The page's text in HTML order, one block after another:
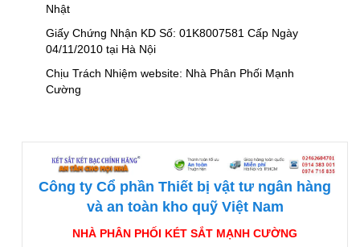
Nhật
Giấy Chứng Nhận KD Số: 01K8007581 Cấp Ngày
04/11/2010 tại Hà Nội
Chịu Trách Nhiệm website: Nhà Phân Phối Mạnh
Cường
Công ty Cổ phần Thiết bị vật tư ngân hàng
và an toàn kho quỹ Việt Nam
NHÀ PHÂN PHỐI KÉT SẮT MẠNH CƯỜNG